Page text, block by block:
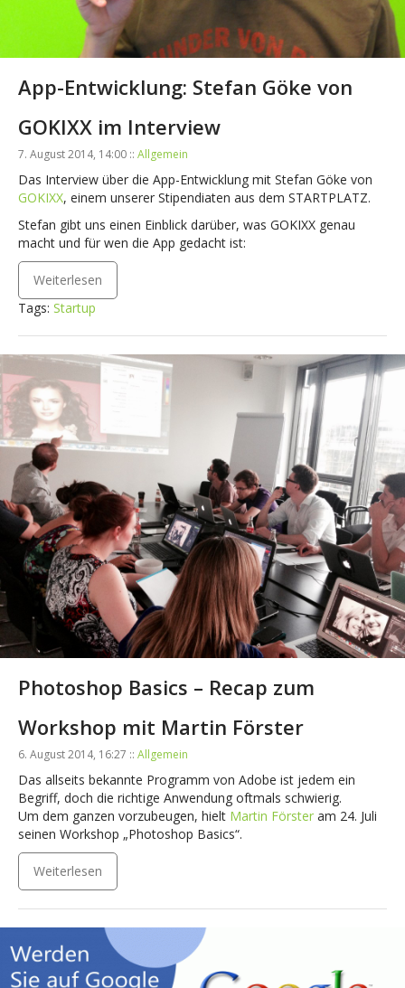
App-Entwicklung: Stefan Göke von
GOKIXX im Interview
7. August 2014, 14:00 :: Allgemein
Das Interview über die App-Entwicklung mit Stefan Göke von
GOKIXX, einem unserer Stipendiaten aus dem STARTPLATZ.
Stefan gibt uns einen Einblick darüber, was GOKIXX genau
macht und für wen die App gedacht ist:
Weiterlesen
Tags: Startup
Photoshop Basics – Recap zum
Workshop mit Martin Förster
6. August 2014, 16:27 :: Allgemein
Das allseits bekannte Programm von Adobe ist jedem ein
Begriff, doch die richtige Anwendung oftmals schwierig.
Um dem ganzen vorzubeugen, hielt Martin Förster am 24. Juli
seinen Workshop „Photoshop Basics“.
Weiterlesen